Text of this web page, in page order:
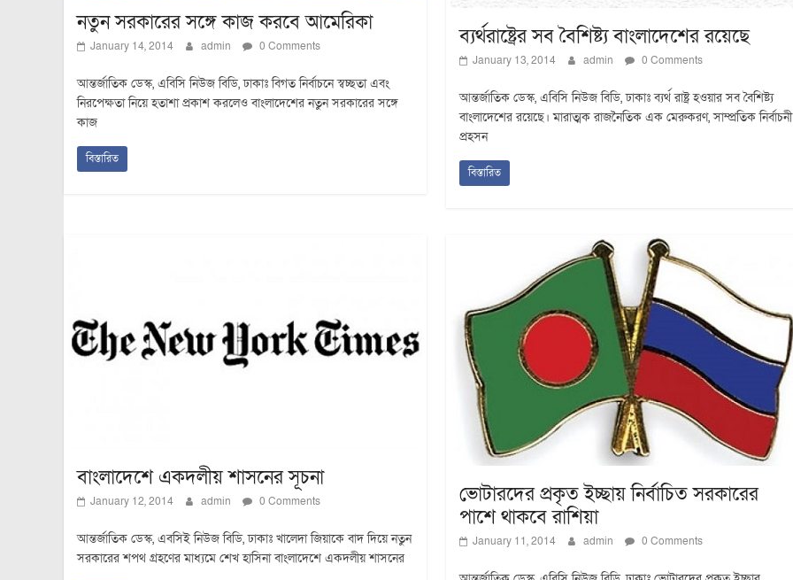
নতুন সরকারের সঙ্গে কাজ করবে আমেরিকা
January 14, 2014 admin 0 Comments
আন্তর্জাতিক ডেস্ক, এবিসি নিউজ বিডি, ঢাকাঃ বিগত নির্বাচনে স্বচ্ছতা এবং
নিরপেক্ষতা নিয়ে হতাশা প্রকাশ করলেও বাংলাদেশের নতুন সরকারের সঙ্গে
কাজ
বিস্তারিত
ব্যর্থরাষ্ট্রের সব বৈশিষ্ট্য বাংলাদেশের রয়েছে
January 13, 2014 admin 0 Comments
আন্তর্জাতিক ডেস্ক, এবিসি নিউজ বিডি, ঢাকাঃ ব্যর্থ রাষ্ট্র হওয়ার সব বৈশিষ্ট্য
বাংলাদেশের রয়েছে। মারাত্মক রাজনৈতিক এক মেরুকরণ, সাম্প্রতিক নির্বাচনী
প্রহসন
বিস্তারিত
বাংলাদেশে একদলীয় শাসনের সূচনা
January 12, 2014 admin 0 Comments
আন্তর্জাতিক ডেস্ক, এবসিই নিউজ বিডি, ঢাকাঃ খালেদা জিয়াকে বাদ দিয়ে নতুন
সরকারের শপথ গ্রহণের মাধ্যমে শেখ হাসিনা বাংলাদেশে একদলীয় শাসনের
ভোটারদের প্রকৃত ইচ্ছায় নির্বাচিত সরকারের
পাশে থাকবে রাশিয়া
January 11, 2014 admin 0 Comments